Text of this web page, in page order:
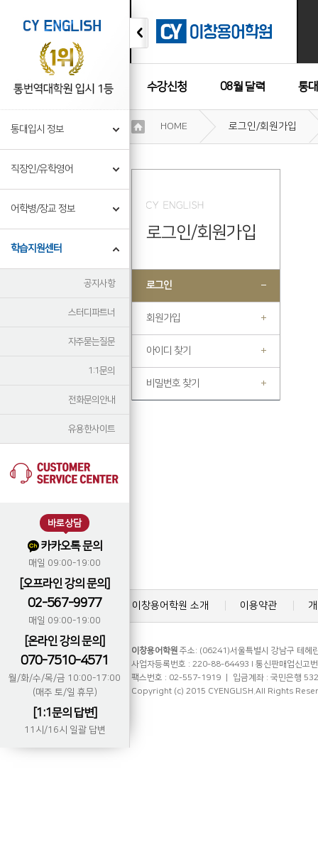
수강신청 08월 달력 통
수강후기
통대입시 정보
직장인/유학영어
어학병/장교 정보
학습지원센터
공지사항
스터디파트너
자주묻는질문
1:1문의
전화문의안내
유용한사이트
바로상담
카카오톡 문의
매일 09:00-19:00
[오프라인 강의 문의]
02-567-9977
매일 09:00-19:00
[온라인 강의 문의]
070-7510-4571
월/화/수/목/금 10:00-17:00
(매주 토/일 휴무)
[1:1문의 답변]
11시/16시 일괄 답변
기
정
HOME 로그인/회원가입
로그인/회원가입
로그인
회원가입
아이디 찾기
비밀번호 찾기
이창용어학원 소개 이용약관
이창용어학원 주소: (06241)서울특별시 강남구 테헤
사업자등록번호 : 220-88-64493 l 통신판매업신고
팩스번호 : 02-557-1919 ㅣ 입금계좌 : 국민은행
Copyright (c) 2015 CYENGLISH.All Rights